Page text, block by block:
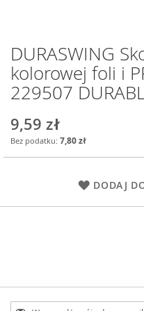
Przejdź
na
początek
galerii
DURASWING
kolorowej foli i
229507
9,59 zł
7,80 zł
DODAJ
Subskrybuj